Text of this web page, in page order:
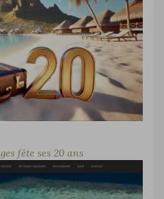
fête ses 20 ans